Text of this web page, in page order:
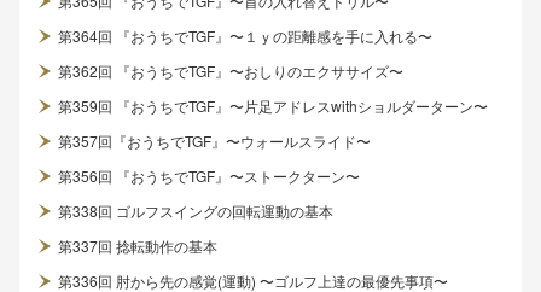
第364回 『おうちでTGF』〜１ｙの距離感を手に入れる〜
第362回 『おうちでTGF』〜おしりのエクササイズ〜
第359回 『おうちでTGF』〜片足アドレスwithショルダーターン〜
第357回『おうちでTGF』〜ウォールスライド〜
第356回 『おうちでTGF』〜ストークターン〜
第338回 ゴルフスイングの回転運動の基本
第337回 捻転動作の基本
第336回 肘から先の感覚(運動) 〜ゴルフ上達の最優先事項〜